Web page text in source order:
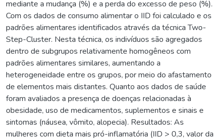
mediante a mudança (%) e a perda do excesso de peso (%).
Com os dados de consumo alimentar o IID foi calculado e os
padrões alimentares identificados através da técnica Two-
Step-Cluster. Nesta técnica, os indivíduos são agregados
dentro de subgrupos relativamente homogêneos com
padrões alimentares similares, aumentando a
heterogeneidade entre os grupos, por meio do afastamento
de elementos mais distantes. Quanto aos dados de saúde
foram avaliados a presença de doenças relacionadas à
obesidade, uso de medicamentos, suplementos e sinais e
sintomas (náusea, vômito, alopecia). Resultados: As
mulheres com dieta mais pró-inflamatória (IID > 0,3, valor da